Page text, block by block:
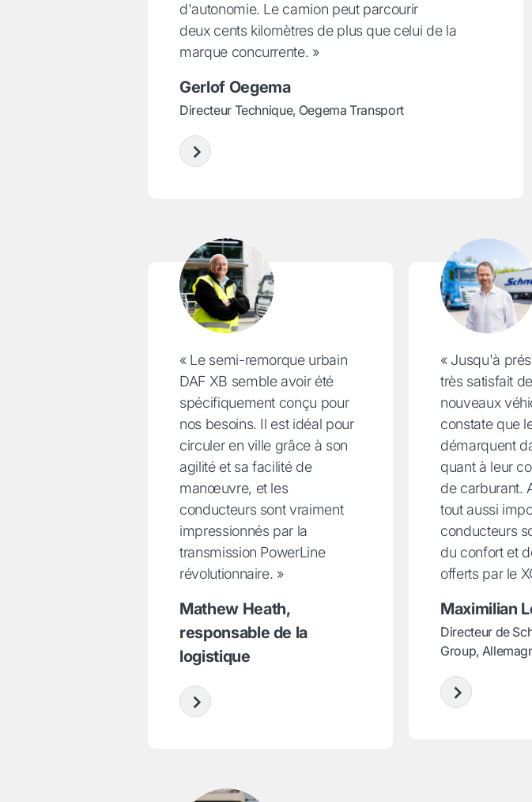
d'autonomie. Le camion peut parcourir
deux cents kilomètres de plus que celui de la
marque concurrente. »
Gerlof Oegema
Directeur Technique, Oegema Transport
« Le semi-remorque urbain
DAF XB semble avoir été
spécifiquement conçu pour
nos besoins. Il est idéal pour
circuler en ville grâce à son
agilité et sa facilité de
manœuvre, et les
conducteurs sont vraiment
impressionnés par la
transmission PowerLine
révolutionnaire. »
Mathew Heath,
responsable de la
logistique
« Jusqu'à
très satisfait
nouveaux
constate que
démarquent
quant à leur
de carburant.
tout aussi
conducteurs
du confort et
offerts par le
Maximilian
Directeur de
Group,